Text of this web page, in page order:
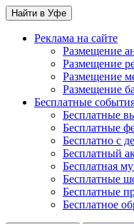
Найти в Уфе
Реклама на сайте
Размещение
Размещение
Размещение
Размещение
Бесплатные
Бесплатные
Бесплатные
Бесплатно с
Бесплатный
Бесплатная
Бесплатные
Бесплатные
Бесплатное